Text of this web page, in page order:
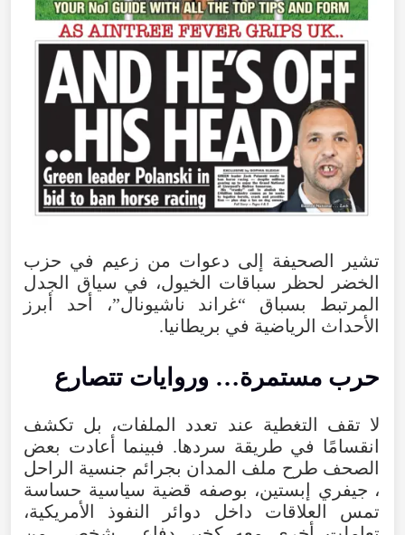
تشير الصحيفة إلى دعوات من زعيم في حزب
الخضر
لحظر سباقات الخيول، في سياق الجدل
المرتبط
بسباق “غراند ناشيونال”، أحد
أبرز
الأحداث الرياضية في بريطانيا.
حرب مستمرة… وروايات تتصارع
لا تقف التغطية عند تعدد الملفات، بل تكشف
انقسامًا في طريقة سردها. فبينما أعادت بعض
الصحف طرح ملف المدان بجرائم جنسية الراحل
، جيفري إبستين، بوصفه قضية سياسية حساسة
تمس
العلاقات داخل دوائر النفوذ الأمريكية،